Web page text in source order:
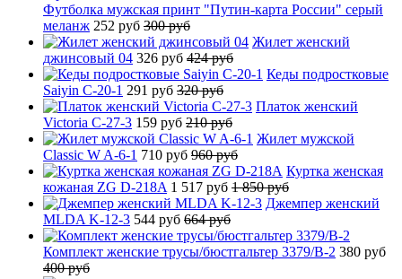
Футболка мужская принт "Путин-карта России" серый
меланж 252 руб 300 руб
Жилет женский
джинсовый 04 326 руб 424 руб
Кеды подростковые
Saiyin C-20-1 291 руб 320 руб
Платок женский
Victoria C-27-3 159 руб 210 руб
Жилет мужской
Classic W A-6-1 710 руб 960 руб
Куртка женская
кожаная ZG D-218A 1 517 руб 1 850 руб
Джемпер женский
MLDA K-12-3 544 руб 664 руб
Комплект женские трусы/бюстгальтер 3379/B-2 380 руб
400 руб